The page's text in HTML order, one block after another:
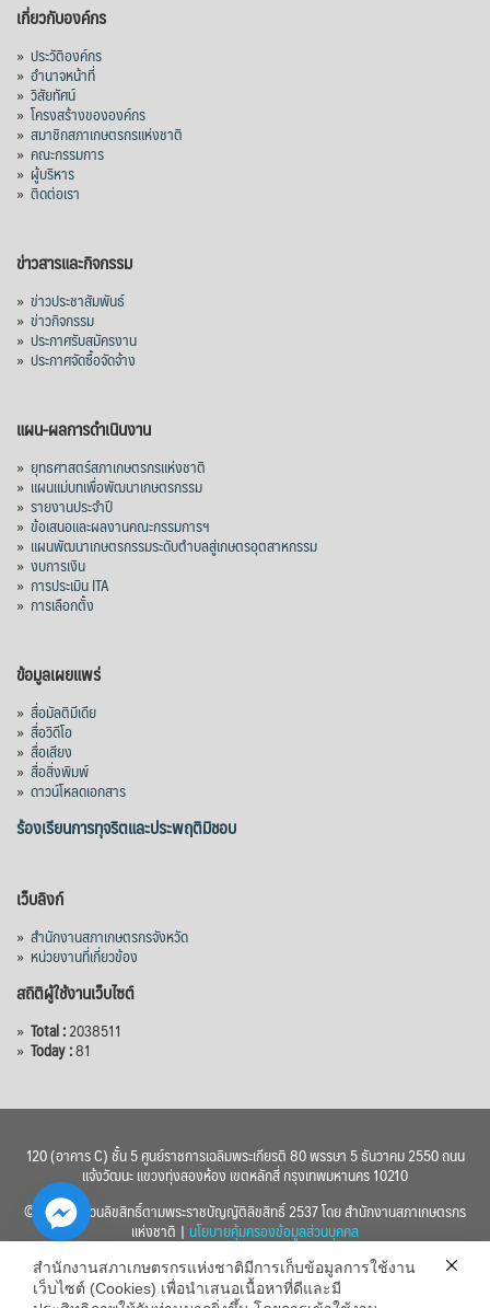
เกี่ยวกับองค์กร
» ประวัติองค์กร
» อำนาจหน้าที่
» วิสัยทัศน์
» โครงสร้างขององค์กร
» สมาชิกสภาเกษตรกรแห่งชาติ
» คณะกรรมการ
» ผู้บริหาร
» ติดต่อเรา
ข่าวสารและกิจกรรม
» ข่าวประชาสัมพันธ์
» ข่าวกิจกรรม
» ประกาศรับสมัครงาน
» ประกาศจัดซื้อจัดจ้าง
แผน-ผลการดำเนินงาน
» ยุทธศาสตร์สภาเกษตรกรแห่งชาติ
» แผนแม่บทเพื่อพัฒนาเกษตรกรรม
» รายงานประจำปี
» ข้อเสนอและผลงานคณะกรรมการฯ
» แผนพัฒนาเกษตรกรรมระดับตำบลสู่เกษตรอุตสาหกรรม
» งบการเงิน
» การประเมิน ITA
» การเลือกตั้ง
ข้อมูลเผยแพร่
» สื่อมัลติมีเดีย
» สื่อวิดีโอ
» สื่อเสียง
» สื่อสิ่งพิมพ์
» ดาวน์โหลดเอกสาร
ร้องเรียนการทุจริตและประพฤติมิชอบ
เว็บลิงก์
» สำนักงานสภาเกษตรกรจังหวัด
» หน่วยงานที่เกี่ยวข้อง
สถิติผู้ใช้งานเว็บไซต์
» Total :2038511
» Today :81
120 (อาคาร C) ชั้น 5 ศูนย์ราชการเฉลิมพระเกียรติ 80 พรรษา 5 ธันวาคม 2550 ถนน
แจ้งวัฒนะ แขวงทุ่งสองห้อง เขตหลักสี่ กรุงเทพมหานคร 10210
© 2560 สงวนลิขสิทธิ์ตามพระราชบัญญัติลิขสิทธิ์ 2537 โดย สำนักงานสภาเกษตรกร
แห่งชาติ | นโยบายคุ้มครองข้อมูลส่วนบุคคล
สำนักงานสภาเกษตรกรแห่งชาติมีการเก็บข้อมูลการใช้งาน
เว็บไซต์ (Cookies) เพื่อนำเสนอเนื้อหาที่ดีและมี